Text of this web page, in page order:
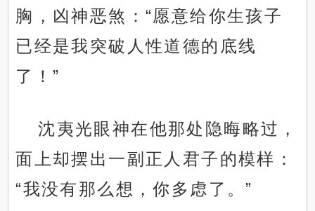
胸，凶神恶煞：“愿意给你生孩子
已经是我突破人性道德的底线
了！”
沈夷光眼神在他那处隐晦略过，
面上却摆出一副正人君子的模样：
“我没有那么想，你多虑了。”